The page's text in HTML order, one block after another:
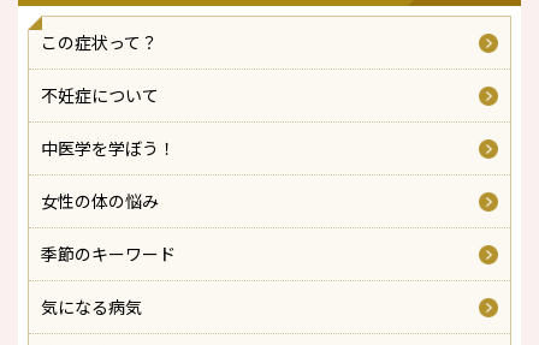
この症状って？
不妊症について
中医学を学ぼう！
女性の体の悩み
季節のキーワード
気になる病気